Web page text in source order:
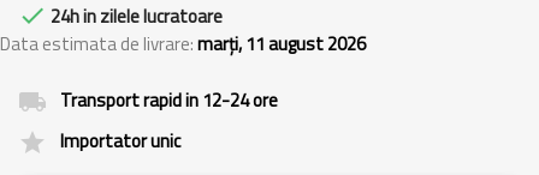
 24h in zilele lucratoare
Data estimata de livrare:marți, 11 august 2026
local_shipping Transport rapid in 12-24 ore
grade Importator unic